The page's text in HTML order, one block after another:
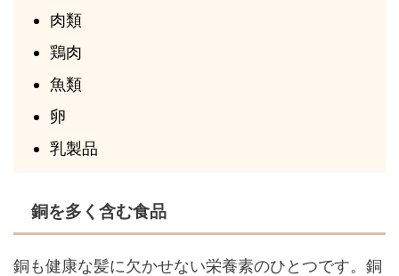
肉類
鶏肉
魚類
卵
乳製品
銅を多く含む食品
銅も健康な髪に欠かせない栄養素のひとつです。銅